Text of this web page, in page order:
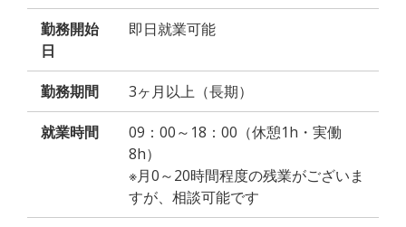
勤務開始
日
即日就業可能
勤務期間 3ヶ月以上（長期）
就業時間
09：00～18：00（休憩1h・実働
8h）
※月0～20時間程度の残業がございま
すが、相談可能です